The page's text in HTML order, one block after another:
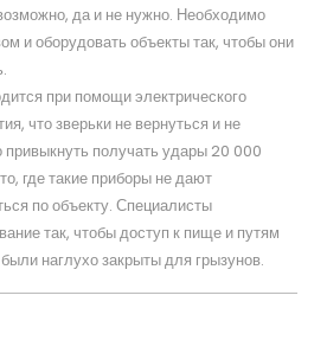
да и не нужно. Необходимо
и оборудовать объекты так, чтобы они
при помощи электрического
что зверьки не вернуться и не
привыкнуть получать удары 20 000
где такие приборы не дают
по объекту. Специалисты
так, чтобы доступ к пище и путям
наглухо закрыты для грызунов.